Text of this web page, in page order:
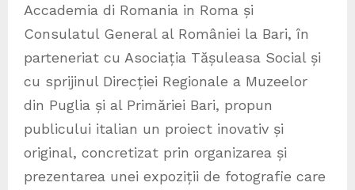
Accademia di Romania in Roma și
Consulatul General al României la Bari, în
parteneriat cu Asociația Tășuleasa Social și
cu sprijinul Direcției Regionale a Muzeelor
din Puglia și al Primăriei Bari, propun
publicului italian un proiect inovativ și
original, concretizat prin organizarea și
prezentarea unei expoziții de fotografie care